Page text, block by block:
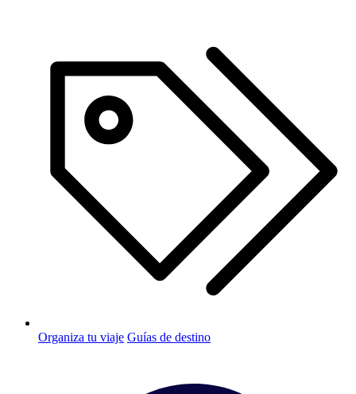
Organiza tu viaje Guías de destino